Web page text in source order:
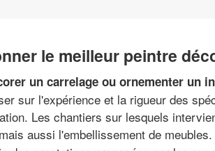
le meilleur peintre
un carrelage ou ornementer un
sur l'expérience et la rigueur des
Les chantiers sur lesquels
aussi l'embellissement de